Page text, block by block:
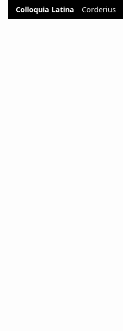
Colloquia Latina Corderius